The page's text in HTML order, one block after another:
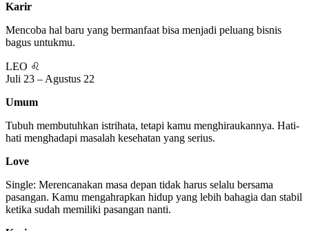
Karir
Mencoba hal baru yang bermanfaat bisa menjadi peluang bisnis
bagus untukmu.
LEO ♌
Juli 23 – Agustus 22
Umum
Tubuh membutuhkan istrihata, tetapi kamu menghiraukannya. Hati-
hati menghadapi masalah kesehatan yang serius.
Love
Single: Merencanakan masa depan tidak harus selalu bersama
pasangan. Kamu mengahrapkan hidup yang lebih bahagia dan stabil
ketika sudah memiliki pasangan nanti.